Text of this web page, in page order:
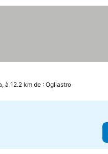
à 12.2 km de : Ogliastro